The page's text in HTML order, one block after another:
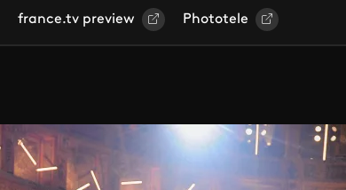
france.tv preview Phototele